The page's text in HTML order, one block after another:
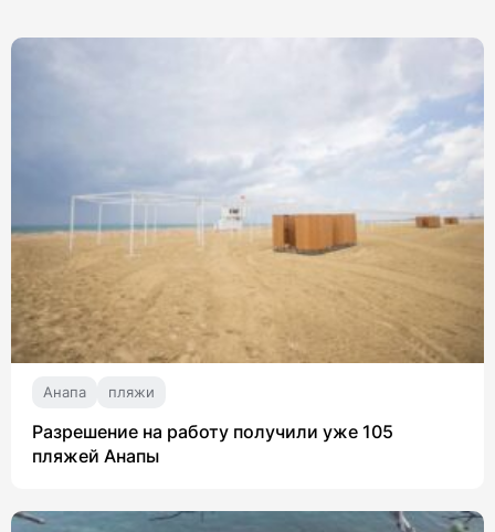
Анапа пляжи
Разрешение на работу получили уже 105
пляжей Анапы